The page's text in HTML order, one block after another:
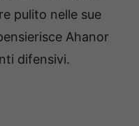
pulito nelle sue
Ahanor
difensivi.